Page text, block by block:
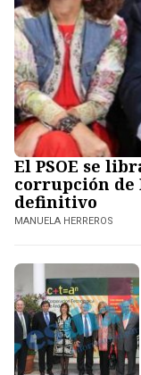
El PSOE se
corrupción de
definitivo
MANUELA HERREROS